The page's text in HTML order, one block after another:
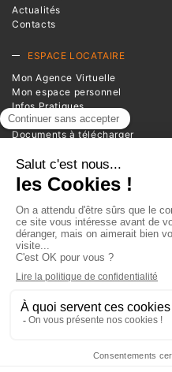
Actualités
Contacts
ESPACE LOCATAIRE
Mon Agence Virtuelle
Mon espace personnel
Infos Pratiques
Magazine Entrée
Documents à télécharger
INFORMATIONS
1 square de la Resistance
BP 20124
38209 Vienne Cedex
Téléphone : 04 74 78 39 00
Plan du site
Mentions légales
Politique de Protection des